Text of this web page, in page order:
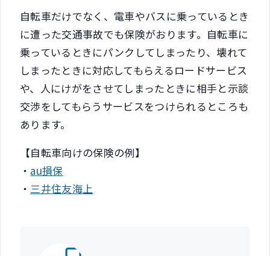
自転車だけでなく、電車やバスに乗っているとき
に遭った交通事故でも保険がおります。自転車に
乗っているときにパンクしてしまったり、壊れて
しまったときに対応してもらえるロードサービス
や、人にけがをさせてしまったときに相手と示談
交渉をしてもらうサービスをつけられるところも
あります。
【自転車向けの保険の例】
・ au損保
・ 三井住友海上